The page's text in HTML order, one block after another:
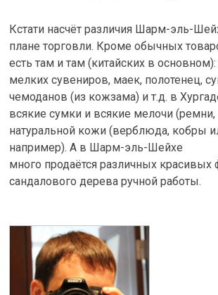
Кстати насчёт различия Шарм-эль-
плане торговли. Кроме обычных
есть там и там (китайских в основном):
мелких сувениров, маек, полотенец,
чемоданов (из кожзама) и т.д. в
всякие сумки и всякие мелочи
натуральной кожи (верблюда, кобры
например). А в Шарм-эль-Шейхе
много продаётся различных красивых
сандалового дерева ручной работы.